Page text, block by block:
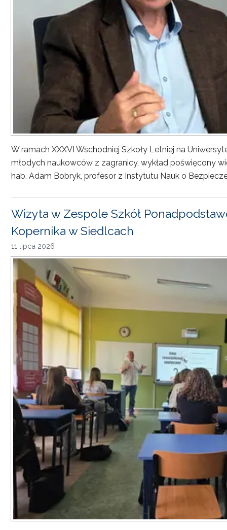
W ramach XXXVI Wschodniej Szkoły Letniej na
młodych naukowców z zagranicy, wykład poświęcony
hab. Adam Bobryk, profesor z Instytutu Nauk o
Wizyta w Zespole Szkół
Kopernika w Siedlcach
11 lipca 2026